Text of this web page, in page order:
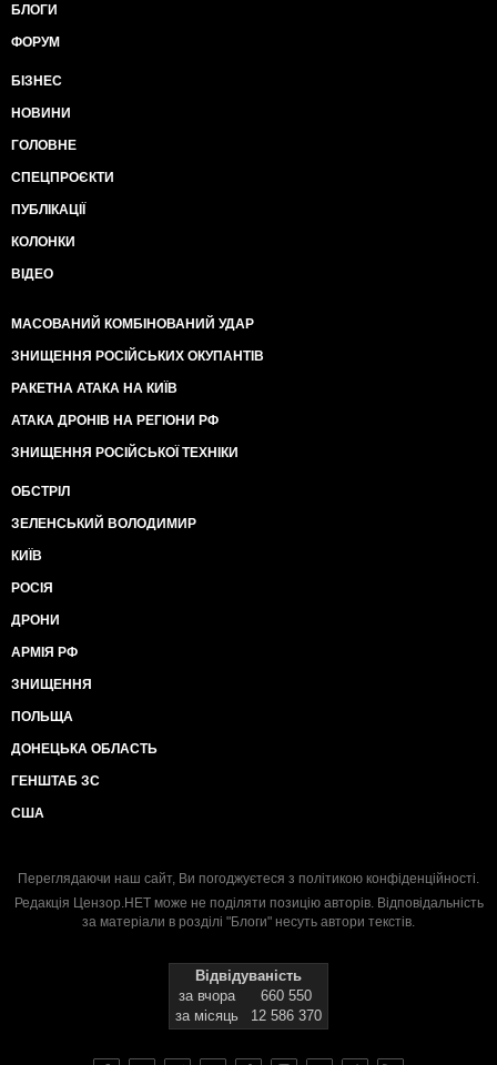
БЛОГИ
ФОРУМ
БІЗНЕС
НОВИНИ
ГОЛОВНЕ
СПЕЦПРОЄКТИ
ПУБЛІКАЦІЇ
КОЛОНКИ
ВІДЕО
МАСОВАНИЙ КОМБІНОВАНИЙ УДАР
ЗНИЩЕННЯ РОСІЙСЬКИХ ОКУПАНТІВ
РАКЕТНА АТАКА НА КИЇВ
АТАКА ДРОНІВ НА РЕГІОНИ РФ
ЗНИЩЕННЯ РОСІЙСЬКОЇ ТЕХНІКИ
ОБСТРІЛ
ЗЕЛЕНСЬКИЙ ВОЛОДИМИР
КИЇВ
РОСІЯ
ДРОНИ
АРМІЯ РФ
ЗНИЩЕННЯ
ПОЛЬЩА
ДОНЕЦЬКА ОБЛАСТЬ
ГЕНШТАБ ЗС
США
Переглядаючи наш сайт, Ви погоджуєтеся з політикою конфіденційності.
Редакція Цензор.НЕТ може не поділяти позицію авторів. Відповідальність
за матеріали в розділі "Блоги" несуть автори текстів.
Відвідуваність
за вчора
660 550
за місяць
12 586 370